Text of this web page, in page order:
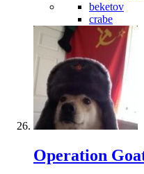
beketov
crabe
Operation